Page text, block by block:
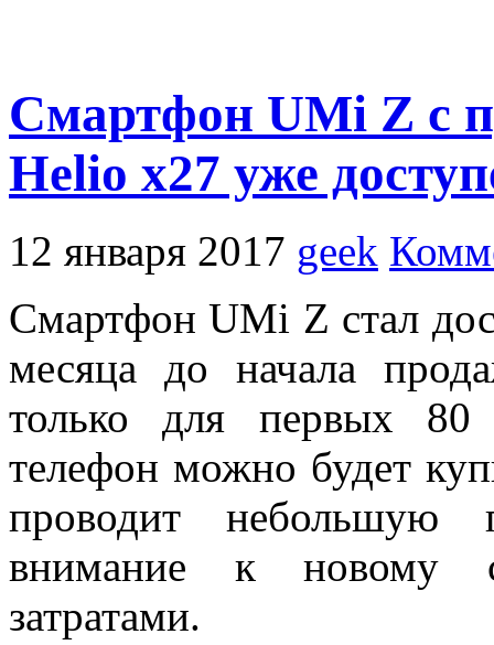
Смартфон UMi Z с
Helio x27 уже
12 января 2017 geek
Смартфон UMi Z стал
месяца до начала
только для первых
телефон можно будет
проводит небольшую
внимание к новому
затратами.